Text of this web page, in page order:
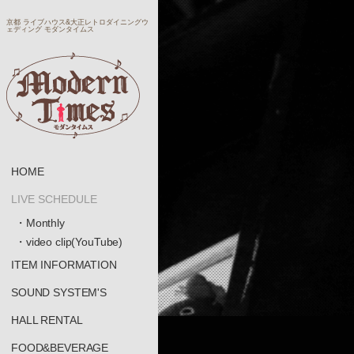
京都 ライブハウス&大正レトロダイニングウ
ェディング モダンタイムス
HOME
LIVE SCHEDULE
・Monthly
・video clip(YouTube)
ITEM INFORMATION
SOUND SYSTEM'S
HALL RENTAL
FOOD&BEVERAGE